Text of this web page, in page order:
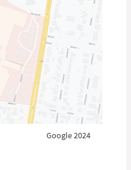
Google 2024